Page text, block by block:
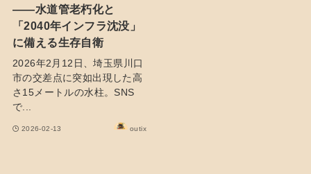
――水道管老朽化と
「2040年インフラ沈没」
に備える生存自衛
2026年2月12日、埼玉県川口
市の交差点に突如出現した高
さ15メートルの水柱。SNS
で...
2026-02-13 outix